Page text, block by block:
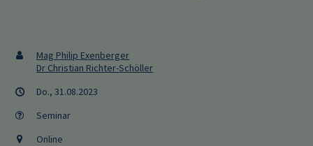
Mag Philip Exenberger
Dr Christian Richter-Schöller
Do., 31.08.2023
Seminar
Online